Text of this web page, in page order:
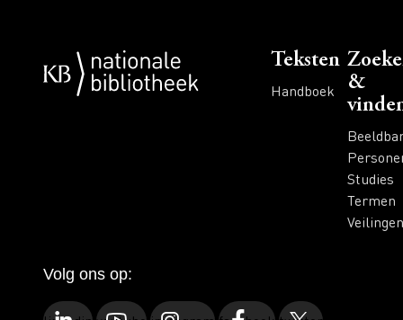
Voet
Teksten
Handboek
&
Studies
Termen
Veilingen
Volg ons op: